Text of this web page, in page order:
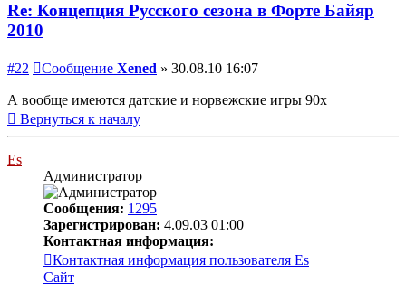
Re: Концепция Русского сезона в Форте Байяр
2010
#22 Сообщение Xened » 30.08.10 16:07
А вообще имеются датские и норвежские игры 90х
Вернуться к началу
Es
Администратор
Сообщения: 1295
Зарегистрирован: 4.09.03 01:00
Контактная информация:
Контактная информация пользователя Es
Сайт